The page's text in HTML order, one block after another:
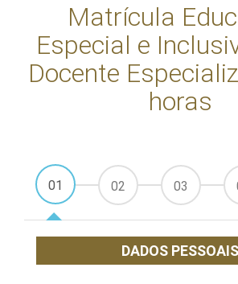
Matrícula
Especial e
Docente
horas
01 02 03
DADOS PESSOAIS